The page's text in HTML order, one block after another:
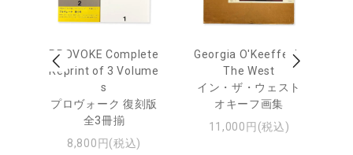
PROVOKE Complete
Reprint of 3 Volume
s
プロヴォーク 復刻版
全3冊揃
8,800円(税込)
Georgia O'Keeffe: In
The West
イン・ザ・ウェスト
オキーフ画集
11,000円(税込)